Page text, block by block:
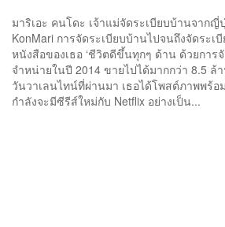
มาริเอะ คนโดะ เจ้าแม่จัดระเบียบบ้านจากญี่
KonMari การจัดระเบียบบ้านไปจนถึงจัดระเ
หนังสือของเธอ ‘ชีวิตดีขึ้นทุกๆ ด้าน ด้วยการ
จำหน่ายในปี 2014 ขายไปได้มากกว่า 8.5 ล้
วันวาเลนไทน์ที่ผ่านมา เธอได้โพสต์ภาพพร้อ
กำลังจะมีซีรีส์ใหม่กับ Netflix อย่างเป็น...